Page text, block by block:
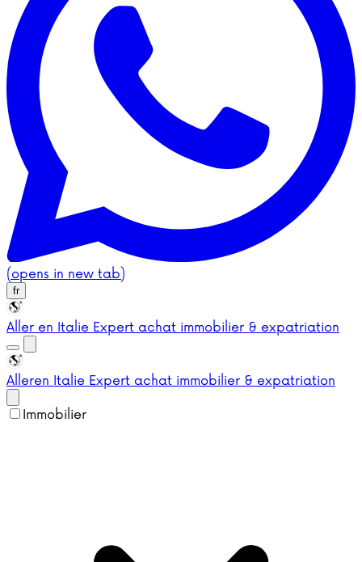
(opens in new tab)
fr
Aller en Italie Expert achat immobilier & expatriation
Alleren Italie Expert achat immobilier & expatriation
Immobilier